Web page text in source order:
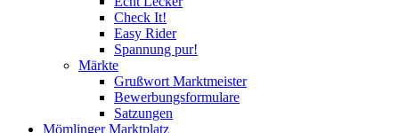
Check It!
Easy Rider
Spannung pur!
Märkte
Grußwort Marktmeister
Bewerbungsformulare
Satzungen
Mömlinger Marktplatz